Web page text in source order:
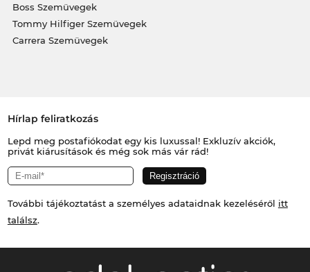
Boss Szemüvegek
Tommy Hilfiger Szemüvegek
Carrera Szemüvegek
Hírlap feliratkozás
Lepd meg postafiókodat egy kis luxussal! Exkluzív akciók,
privát kiárusítások és még sok más vár rád!
További tájékoztatást a személyes adataidnak kezeléséről itt
találsz.